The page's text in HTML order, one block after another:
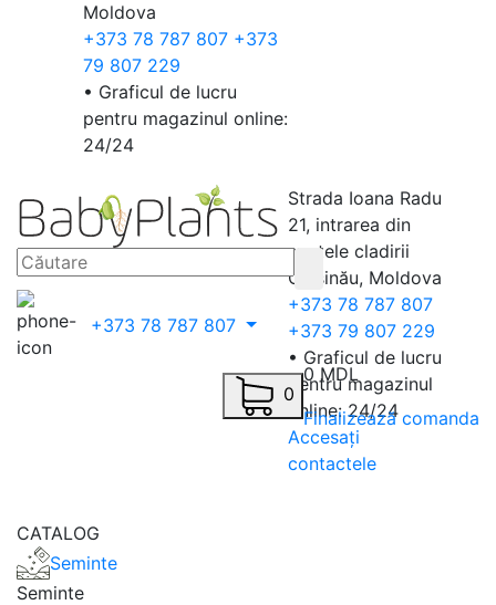
Moldova
+373 78 787 807 +373
79 807 229
• Graficul de lucru
pentru magazinul online:
24/24
Strada Ioana Radu
21, intrarea din
spatele cladirii
Chișinău, Moldova
+373 78 787 807
+373 79 807 229
• Graficul de lucru
pentru magazinul
online: 24/24
Accesați
contactele
+373 78 787 807
0
0 MDL
Finalizează comanda
CATALOG
Seminte
Seminte